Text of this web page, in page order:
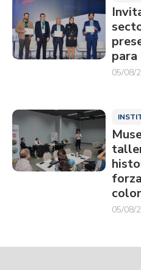
para
05/08/
05/08/